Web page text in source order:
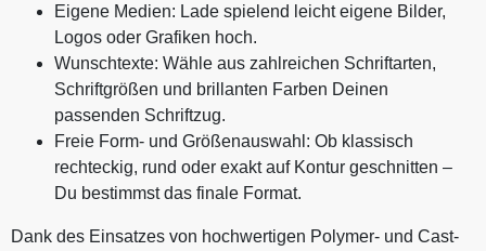
Eigene Medien: Lade spielend leicht eigene Bilder,
Logos oder Grafiken hoch.
Wunschtexte: Wähle aus zahlreichen Schriftarten,
Schriftgrößen und brillanten Farben Deinen
passenden Schriftzug.
Freie Form- und Größenauswahl: Ob klassisch
rechteckig, rund oder exakt auf Kontur geschnitten –
Du bestimmst das finale Format.
Dank des Einsatzes von hochwertigen Polymer- und Cast-